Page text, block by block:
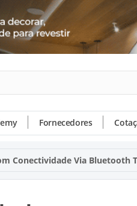
Fornecedores
Conectividade Via Bluetooth